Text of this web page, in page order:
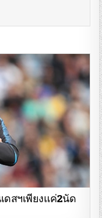
ดสฯเพียงแค่2นัด